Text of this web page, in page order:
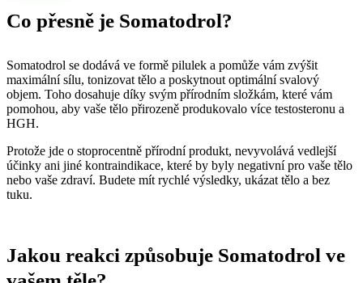
Co přesně je Somatodrol?
Somatodrol se dodává ve formě pilulek a pomůže vám zvýšit
maximální sílu, tonizovat tělo a poskytnout optimální svalový
objem. Toho dosahuje díky svým přírodním složkám, které vám
pomohou, aby vaše tělo přirozeně produkovalo více testosteronu a
HGH.
Protože jde o stoprocentně přírodní produkt, nevyvolává vedlejší
účinky ani jiné kontraindikace, které by byly negativní pro vaše tělo
nebo vaše zdraví. Budete mít rychlé výsledky, ukázat tělo a bez
tuku.
Jakou reakci způsobuje Somatodrol ve